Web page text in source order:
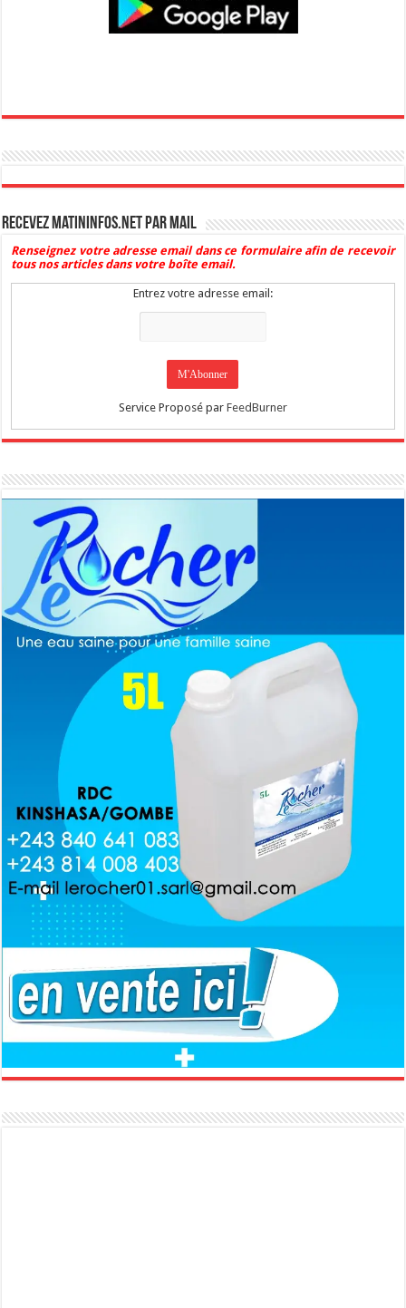
Recevez Matininfos.net par mail
Renseignez votre adresse email dans ce formulaire afin de recevoir
tous nos articles dans votre boîte email.
Entrez votre adresse email:
Service Proposé par FeedBurner